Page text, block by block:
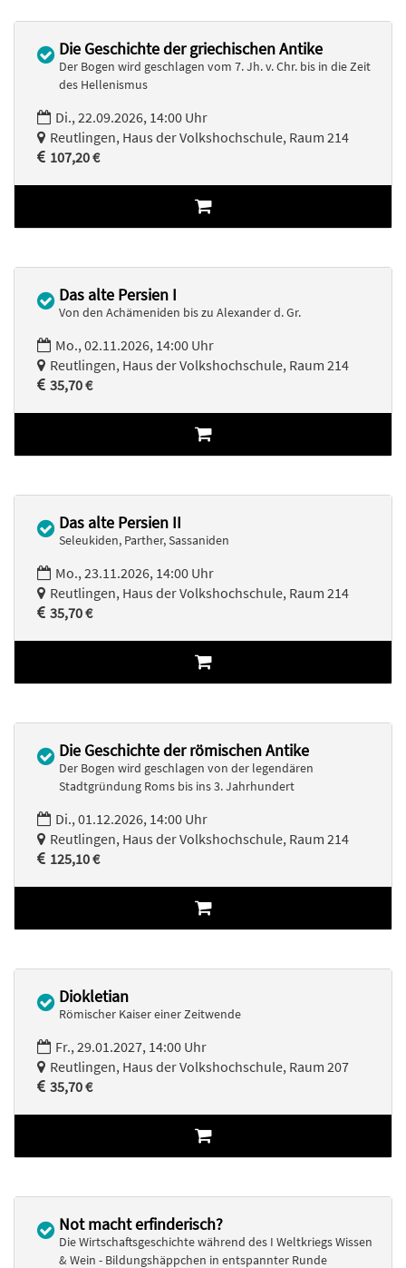
Die Geschichte der griechischen Antike
Der Bogen wird geschlagen vom 7. Jh. v. Chr. bis in die Zeit
des Hellenismus
Di., 22.09.2026, 14:00 Uhr
Reutlingen, Haus der Volkshochschule, Raum 214
107,20 €
Das alte Persien I
Von den Achämeniden bis zu Alexander d. Gr.
Mo., 02.11.2026, 14:00 Uhr
Reutlingen, Haus der Volkshochschule, Raum 214
35,70 €
Das alte Persien II
Seleukiden, Parther, Sassaniden
Mo., 23.11.2026, 14:00 Uhr
Reutlingen, Haus der Volkshochschule, Raum 214
35,70 €
Die Geschichte der römischen Antike
Der Bogen wird geschlagen von der legendären
Stadtgründung Roms bis ins 3. Jahrhundert
Di., 01.12.2026, 14:00 Uhr
Reutlingen, Haus der Volkshochschule, Raum 214
125,10 €
Diokletian
Römischer Kaiser einer Zeitwende
Fr., 29.01.2027, 14:00 Uhr
Reutlingen, Haus der Volkshochschule, Raum 207
35,70 €
Not macht erfinderisch?
Die Wirtschaftsgeschichte während des I Weltkriegs Wissen
& Wein - Bildungshäppchen in entspannter Runde